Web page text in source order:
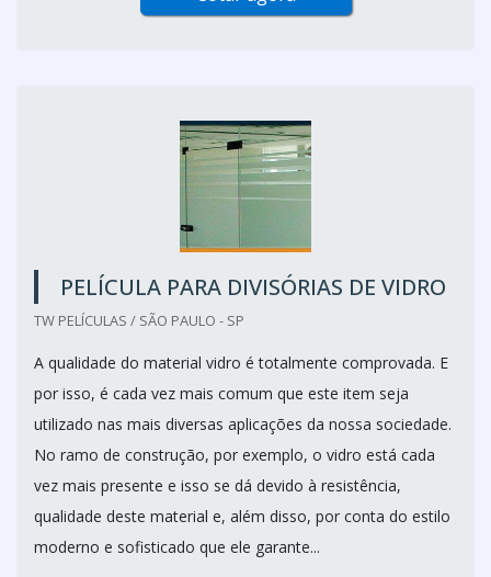
PELÍCULA PARA DIVISÓRIAS DE VIDRO
TW PELÍCULAS / SÃO PAULO - SP
A qualidade do material vidro é totalmente comprovada. E
por isso, é cada vez mais comum que este item seja
utilizado nas mais diversas aplicações da nossa sociedade.
No ramo de construção, por exemplo, o vidro está cada
vez mais presente e isso se dá devido à resistência,
qualidade deste material e, além disso, por conta do estilo
moderno e sofisticado que ele garante...